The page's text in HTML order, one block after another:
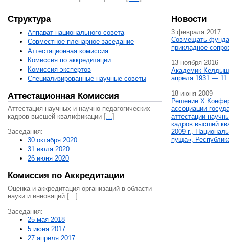
Структура
Аппарат национального совета
Совместное пленарное заседание
Аттестационная комисcия
Комиссия по аккредитации
Комиссия экспертов
Специализированные научные советы
Аттестационная Комиссия
Аттестация научных и научно-педагогических
кадров высшей квалификации […]
Заседания:
30 октября 2020
31 июля 2020
26 июня 2020
Комиссия по Аккредитации
Оценка и аккредитация организаций в области
науки и инноваций […]
Заседания:
25 мая 2018
5 июня 2017
27 апреля 2017
Новости
3 февраля 2017
Совмещать
прикладное
13 ноября 2016
Академик
апреля 1931 — 11
18 июня 2009
Решение X
ассоциации
аттестации
кадров высшей
2009 г.,
пуща»,